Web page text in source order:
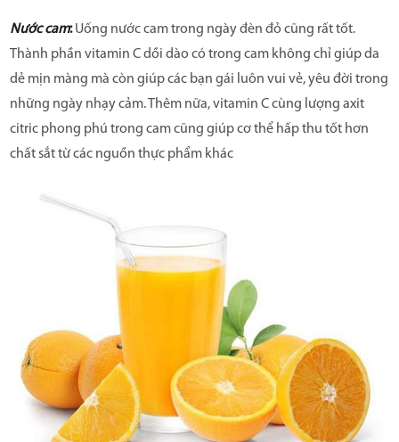
Nước cam:Uống nước cam trong ngày đèn đỏ cũng rất tốt.
Thành phần vitamin C dồi dào có trong cam không chỉ giúp da
dẻ mịn màng mà còn giúp các bạn gái luôn vui vẻ, yêu đời trong
những ngày nhạy cảm. Thêm nữa, vitamin C cùng lượng axit
citric phong phú trong cam cũng giúp cơ thể hấp thu tốt hơn
chất sắt từ các nguồn thực phẩm khác